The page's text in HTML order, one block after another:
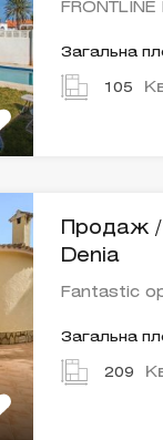
Загальна
105
Продаж /
Denia
Fantastic
Загальна
209